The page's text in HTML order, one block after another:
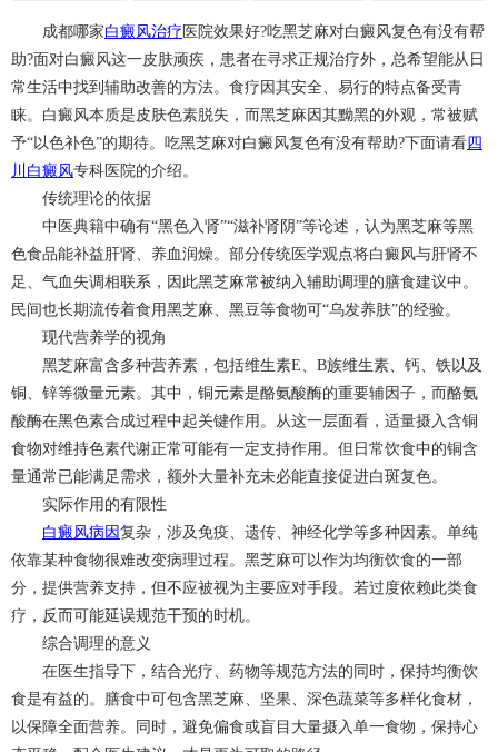
成都哪家白癜风治疗 医院效果好?吃黑芝麻对白癜风复色有没有帮
助?面对白癜风这一皮肤顽疾，患者在寻求正规治疗外，总希望能从日
常生活中找到辅助改善的方法。食疗因其安全、易行的特点备受青
睐。白癜风本质是皮肤色素脱失，而黑芝麻因其黝黑的外观，常被赋
予“以色补色”的期待。吃黑芝麻对白癜风复色有没有帮助?下面请看四
川白癜风专科医院的介绍。
传统理论的依据
中医典籍中确有“黑色入肾”“滋补肾阴”等论述，认为黑芝麻等黑
色食品能补益肝肾、养血润燥。部分传统医学观点将白癜风与肝肾不
足、气血失调相联系，因此黑芝麻常被纳入辅助调理的膳食建议中。
民间也长期流传着食用黑芝麻、黑豆等食物可“乌发养肤”的经验。
现代营养学的视角
黑芝麻富含多种营养素，包括维生素E、B族维生素、钙、铁以及
铜、锌等微量元素。其中，铜元素是酪氨酸酶的重要辅因子，而酪氨
酸酶在黑色素合成过程中起关键作用。从这一层面看，适量摄入含铜
食物对维持色素代谢正常可能有一定支持作用。但日常饮食中的铜含
量通常已能满足需求，额外大量补充未必能直接促进白斑复色。
实际作用的有限性
白癜风病因复杂，涉及免疫、遗传、神经化学等多种因素。单纯
依靠某种食物很难改变病理过程。黑芝麻可以作为均衡饮食的一部
分，提供营养支持，但不应被视为主要应对手段。若过度依赖此类食
疗，反而可能延误规范干预的时机。
综合调理的意义
在医生指导下，结合光疗、药物等规范方法的同时，保持均衡饮
食是有益的。膳食中可包含黑芝麻、坚果、深色蔬菜等多样化食材，
以保障全面营养。同时，避免偏食或盲目大量摄入单一食物，保持心